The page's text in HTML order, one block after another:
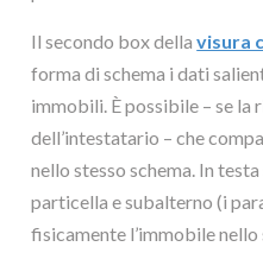
Il secondo box dellavisura
forma di schema i dati
immobili. È possibile – se la
dell’intestatario – che
nello stesso schema. In
particella e subalterno (i
fisicamente l’immobile